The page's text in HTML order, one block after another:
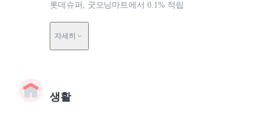
롯데슈퍼, 굿모닝마트에서 0.1% 적립
자세히
생활